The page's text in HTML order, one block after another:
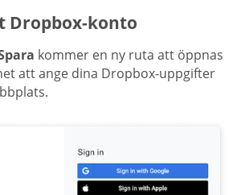
Dropbox-konto
kommer en ny ruta att öppnas
att ange dina Dropbox-uppgifter